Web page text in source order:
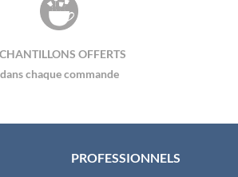
OFFERTS
dans chaque commande
PROFESSIONNELS